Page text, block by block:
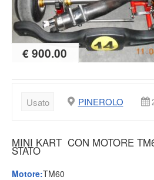
€ 900.00
Usato PINEROLO
MINI KART CON MOTORE
STATO
Motore:TM60